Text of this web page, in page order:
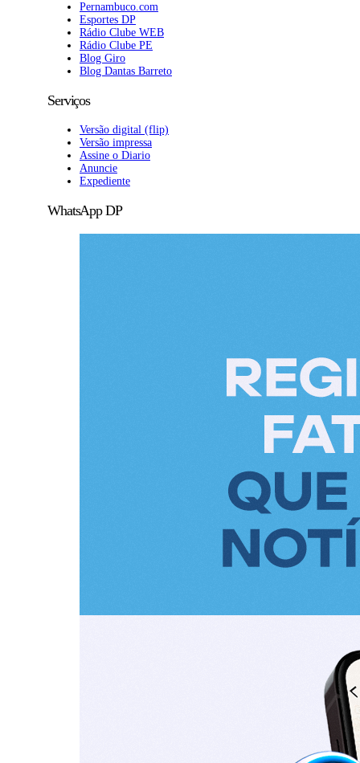
Pernambuco.com
Esportes DP
Rádio Clube WEB
Rádio Clube PE
Blog Giro
Blog Dantas Barreto
Serviços
Versão digital (flip)
Versão impressa
Assine o Diario
Anuncie
Expediente
WhatsApp DP